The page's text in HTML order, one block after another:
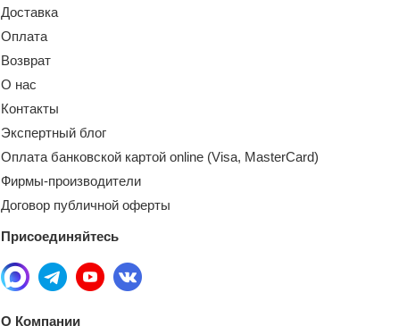
Доставка
Оплата
Возврат
О нас
Контакты
Экспертный блог
Оплата банковской картой online (Visa, MasterCard)
Фирмы-производители
Договор публичной оферты
Присоединяйтесь
О Компании